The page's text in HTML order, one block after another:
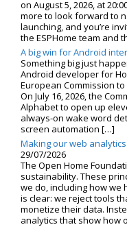
on August 5, 2026, at
more to look forward to
launching, and you’re
the ESPHome team and
A big win for Android
Something big just
Android developer for
European Commission
On July 16, 2026, the
Alphabet to open up
always-on wake word
screen automation […]
Making our web
29/07/2026
The Open Home
sustainability. These
we do, including how we
is clear: we reject tools
monetize their data.
analytics that show how